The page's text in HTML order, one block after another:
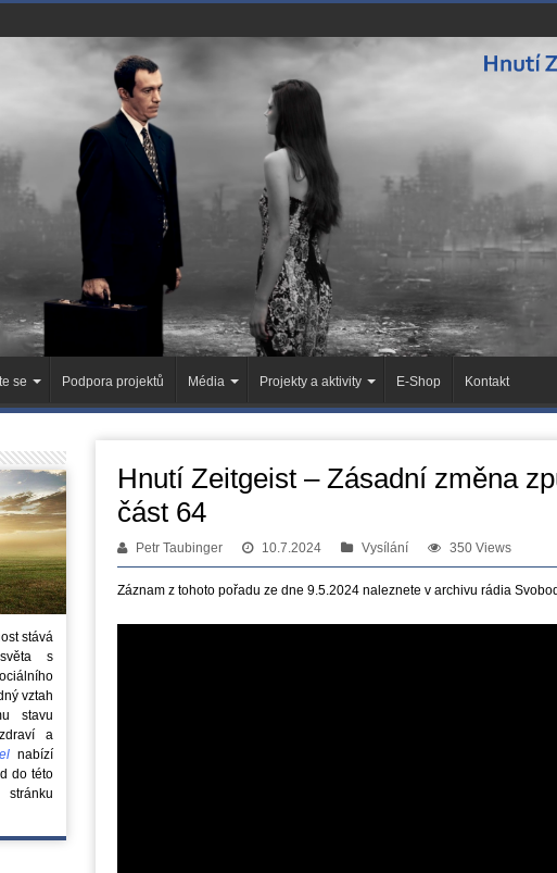
se Podpora projektů Média Projekty a aktivity E-Shop Kontakt
Hnutí Zeitgeist – Zásadní změna
část 64
Petr Taubinger 10.7.2024 Vysílání 350 Views
Záznam z tohoto pořadu ze dne 9.5.2024 naleznete v archivu rádia
stává
s
vztah
stavu
a
nabízí
do této
stránku